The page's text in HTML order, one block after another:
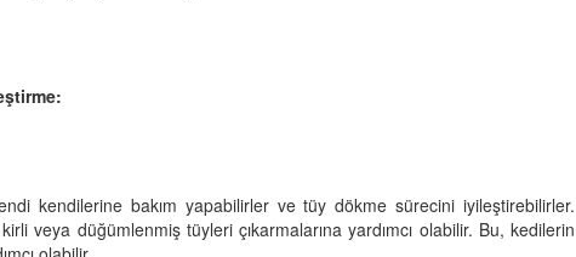
kendilerine bakım yapabilirler ve tüy dökme sürecini iyileştirebilirler.
veya düğümlenmiş tüyleri çıkarmalarına yardımcı olabilir. Bu, kedilerin